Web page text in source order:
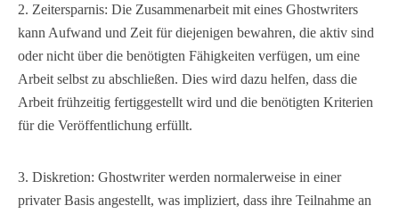
2. Zeitersparnis: Die Zusammenarbeit mit eines Ghostwriters
kann Aufwand und Zeit für diejenigen bewahren, die aktiv sind
oder nicht über die benötigten Fähigkeiten verfügen, um eine
Arbeit selbst zu abschließen. Dies wird dazu helfen, dass die
Arbeit frühzeitig fertiggestellt wird und die benötigten Kriterien
für die Veröffentlichung erfüllt.
3. Diskretion: Ghostwriter werden normalerweise in einer
privater Basis angestellt, was impliziert, dass ihre Teilnahme an